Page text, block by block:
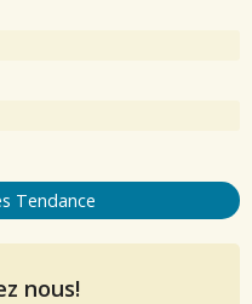
Tendance
nous!